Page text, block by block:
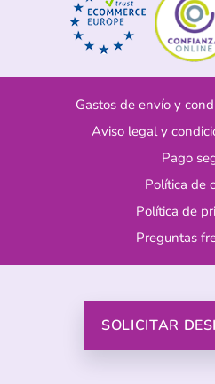
Gastos de envío y
Aviso legal y
Pago
Política de
Política de
Preguntas
SOLICITAR